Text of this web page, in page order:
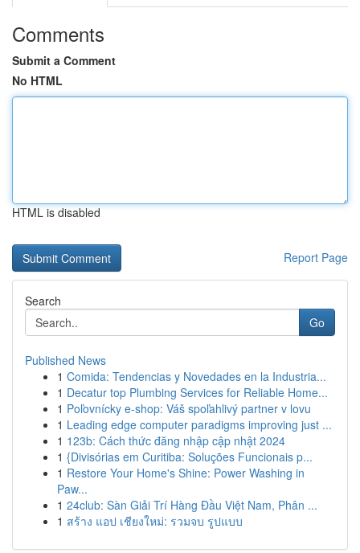
Comments
Submit a Comment
No HTML
HTML is disabled
Report Page
Search
Go
Published News
1 Comida: Tendencias y Novedades en la Industria...
1 Decatur top Plumbing Services for Reliable Home...
1 Poľovnícky e-shop: Váš spoľahlivý partner v lovu
1 Leading edge computer paradigms improving just ...
1 123b: Cách thức đăng nhập cập nhật 2024
1 {Divisórias em Curitiba: Soluções Funcionais p...
1 Restore Your Home's Shine: Power Washing in
Paw...
1 24club: Sàn Giải Trí Hàng Đầu Việt Nam, Phân ...
1 สร้าง แอป เชียงใหม่: รวมจบ รูปแบบ